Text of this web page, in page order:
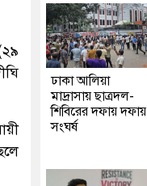
ঢাকা আলিয়া
মাদ্রাসায় ছাত্রদল-
শিবিরের দফায় দফায়
সংঘর্ষ